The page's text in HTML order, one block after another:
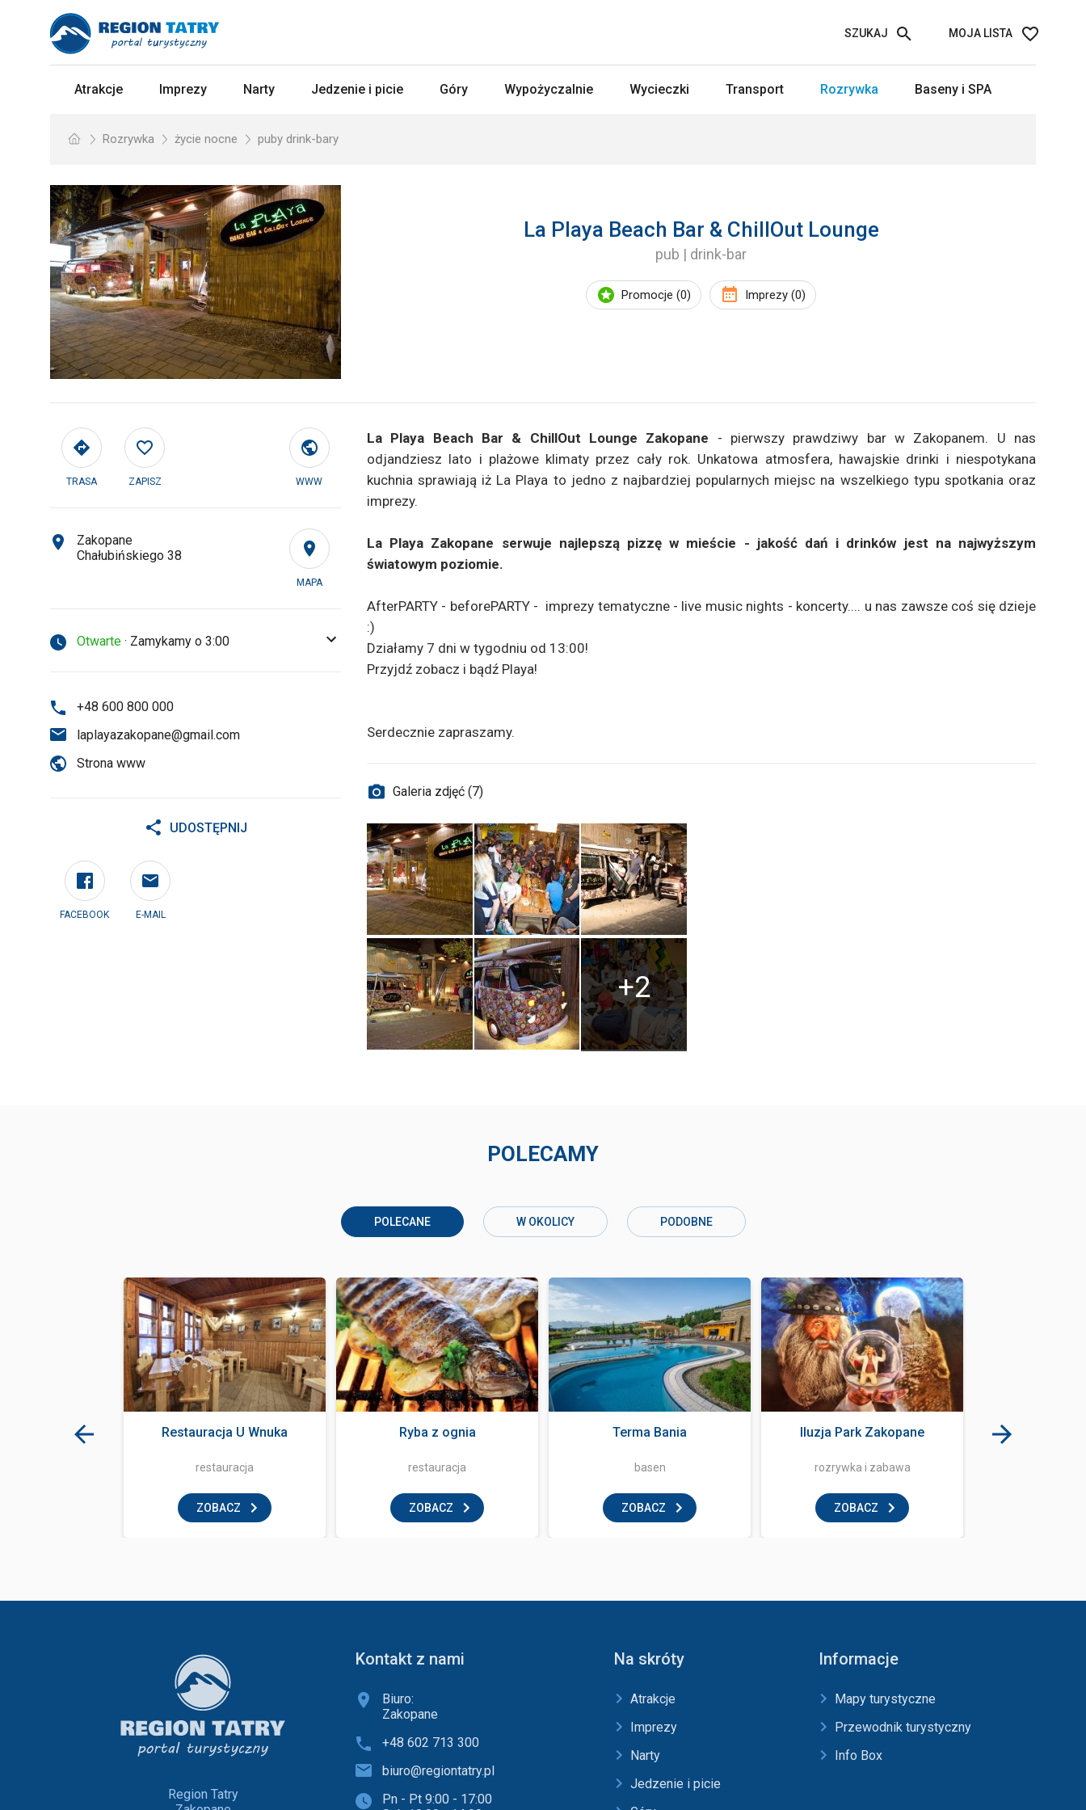
MOJA LISTA
SZUKAJ
Atrakcje Imprezy Narty Jedzenie i picie Góry Wypożyczalnie Wycieczki Transport Rozrywka Baseny i SPA
Rozrywka życie nocne puby drink-bary
La Playa Beach Bar & ChillOut Lounge
pub | drink-bar
Promocje (0) Imprezy (0)
TRASA ZAPISZ WWW
MAPA
Zakopane
Chałubińskiego 38
Otwarte · Zamykamy o 3:00
+48 600 800 000
laplayazakopane@gmail.com
Strona www
UDOSTĘPNIJ
FACEBOOK E-MAIL
La Playa Beach Bar & ChillOut Lounge Zakopane - pierwszy prawdziwy bar w Zakopanem. U nas
odjandziesz lato i plażowe klimaty przez cały rok. Unkatowa atmosfera, hawajskie drinki i niespotykana
kuchnia sprawiają iż La Playa to jedno z najbardziej popularnych miejsc na wszelkiego typu spotkania oraz
imprezy.
La Playa Zakopane serwuje najlepszą pizzę w mieście - jakość dań i drinków jest na najwyższym
światowym poziomie.
AfterPARTY - beforePARTY - imprezy tematyczne - live music nights - koncerty.... u nas zawsze coś się dzieje
:)
Działamy 7 dni w tygodniu od 13:00!
Przyjdź zobacz i bądź Playa!
Serdecznie zapraszamy.
Galeria zdjęć (7)
+2
POLECAMY
POLECANE W OKOLICY PODOBNE
Zakopane Restauracja U Wnuka
restauracja
ZOBACZ
Ryba z ognia
restauracja
ZOBACZ
Terma Bania
basen
ZOBACZ
Iluzja Park Zakopane
rozrywka i zabawa
ZOBACZ
Le Scandale
Region Tatry
Kontakt z nami
Biuro:
Zakopane
+48 602 713 300
biuro@regiontatry.pl
Pn - Pt 9:00 - 17:00
Na skróty
Atrakcje
Imprezy
Narty
Jedzenie i picie
Informacje
Mapy turystyczne
Przewodnik turystyczny
Info Box